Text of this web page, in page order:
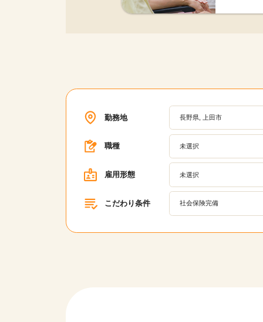
勤務地 長野県, 上田市
職種 未選択
雇用形態 未選択
こだわり条件 社会保険完備